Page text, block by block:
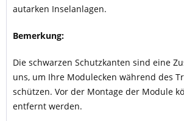
autarken Inselanlagen.
Bemerkung:
Die schwarzen Schutzkanten sind eine
uns, um Ihre Modulecken während des
schützen. Vor der Montage der Module
entfernt werden.